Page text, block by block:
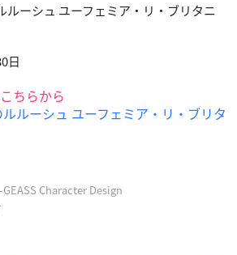
ルーシュ ユーフェミア・リ・ブリタニ
日
ちらから
ルーシュ ユーフェミア・リ・ブリタ
Character Design